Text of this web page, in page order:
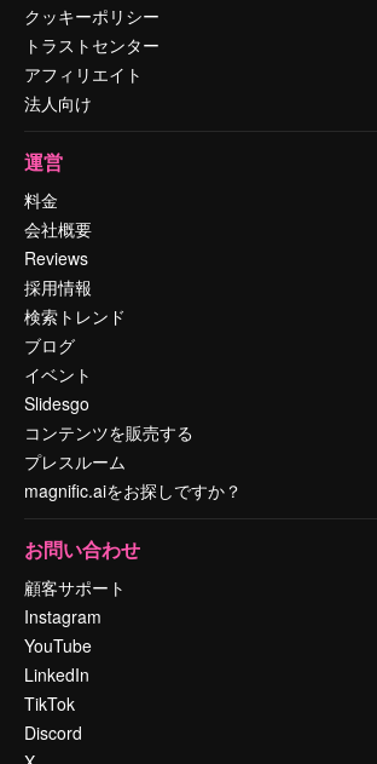
クッキーポリシー
トラストセンター
アフィリエイト
法人向け
運営
料金
会社概要
Reviews
採用情報
検索トレンド
ブログ
イベント
Slidesgo
コンテンツを販売する
プレスルーム
magnific.aiをお探しですか？
お問い合わせ
顧客サポート
Instagram
YouTube
LinkedIn
TikTok
Discord